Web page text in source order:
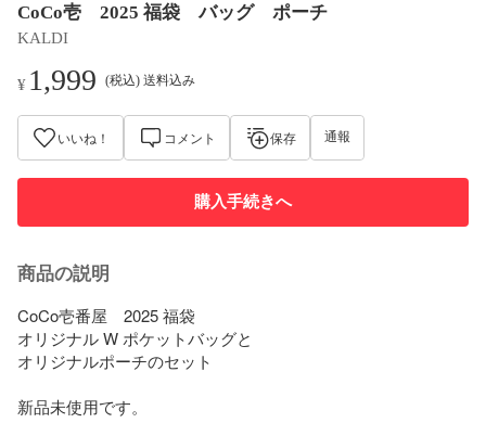
CoCo壱 2025 福袋 バッグ ポーチ
KALDI
¥ 1,999 (税込) 送料込み
いいね！ コメント 保存 通報
購入手続きへ
商品の説明
CoCo壱番屋　2025 福袋
オリジナル W ポケットバッグと
オリジナルポーチのセット
新品未使用です。